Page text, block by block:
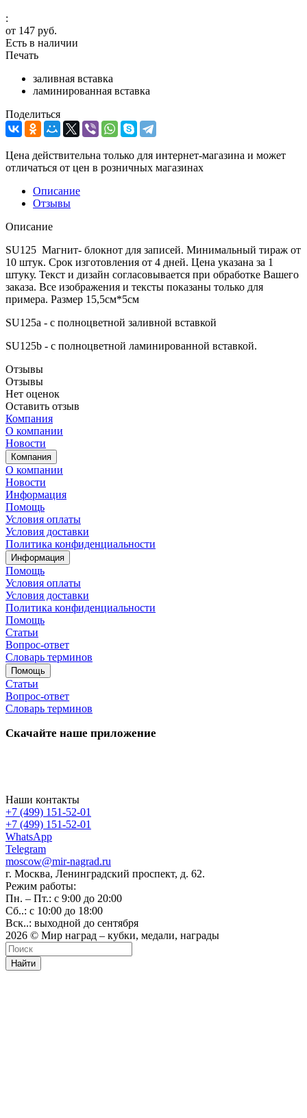
:
от 147 руб.
Есть в наличии
Печать
заливная вставка
ламинированная вставка
Поделиться
Цена действительна только для интернет-магазина и может
отличаться от цен в розничных магазинах
Описание
Отзывы
Описание
SU125 Магнит- блокнот для записей. Минимальный тираж от
10 штук. Срок изготовления от 4 дней. Цена указана за 1
штуку. Текст и дизайн согласовывается при обработке Вашего
заказа. Все изображения и тексты показаны только для
примера. Размер 15,5см*5см
SU125a - с полноцветной заливной вставкой
SU125b - с полноцветной ламинированной вставкой.
Отзывы
Отзывы
Нет оценок
Оставить отзыв
Компания
О компании
Новости
Компания
О компании
Новости
Информация
Помощь
Условия оплаты
Условия доставки
Политика конфиденциальности
Информация
Помощь
Условия оплаты
Условия доставки
Политика конфиденциальности
Помощь
Статьи
Вопрос-ответ
Словарь терминов
Помощь
Статьи
Вопрос-ответ
Словарь терминов
Скачайте наше приложение
Наши контакты
+7 (499) 151-52-01
+7 (499) 151-52-01
WhatsApp
Telegram
moscow@mir-nagrad.ru
г. Москва, Ленинградский проспект, д. 62.
Режим работы:
Пн. – Пт.: с 9:00 до 20:00
Сб..: с 10:00 до 18:00
Вск..: выходной до сентября
2026 © Мир наград – кубки, медали, награды
Найти